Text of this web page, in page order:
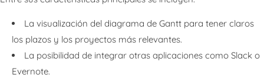
La visualización del diagrama de Gantt para tener claros
los plazos y los proyectos más relevantes.
La posibilidad de integrar otras aplicaciones como Slack o
Evernote.